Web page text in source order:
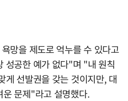
망을 제도로 억누를 수 있다고
성공한 예가 없다"며 "내 원칙
게 선발권을 갖는 것이지만, 대
운 문제"라고 설명했다.